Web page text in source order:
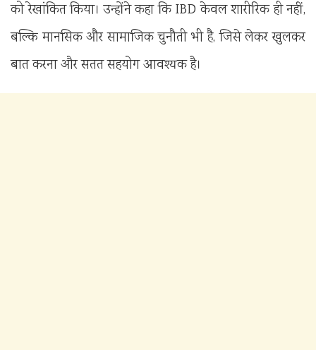
को रेखांकित किया। उन्होंने कहा कि IBD केवल शारीरिक ही नहीं,
बल्कि मानसिक और सामाजिक चुनौती भी है, जिसे लेकर खुलकर
बात करना और सतत सहयोग आवश्यक है।